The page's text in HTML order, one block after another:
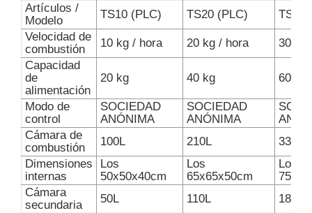
Artículos /
Modelo
TS10 (PLC) TS20 (PLC)
TS30
Velocidad de
combustión
10 kg / hora 20 kg / hora
30 kg
Capacidad
de
alimentación
20 kg 40 kg 60kg
Modo de
control
SOCIEDAD
ANÓNIMA
SOCIEDAD
ANÓNIMA
Cámara de
combustión
100L 210L
330L
Dimensiones
internas
Los
50x50x40cm
Los
65x65x50cm
Los
Cámara
secundaria
50L 110L
180L